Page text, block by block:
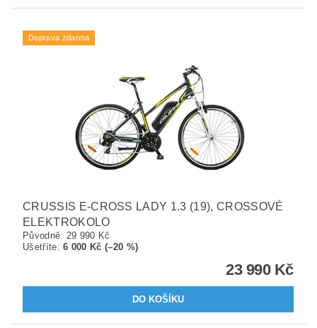
Doprava zdarma
CRUSSIS E-CROSS LADY 1.3 (19), CROSSOVÉ
ELEKTROKOLO
Původně: 29 990 Kč
Ušetříte:6 000 Kč (–20 %)
23 990 Kč